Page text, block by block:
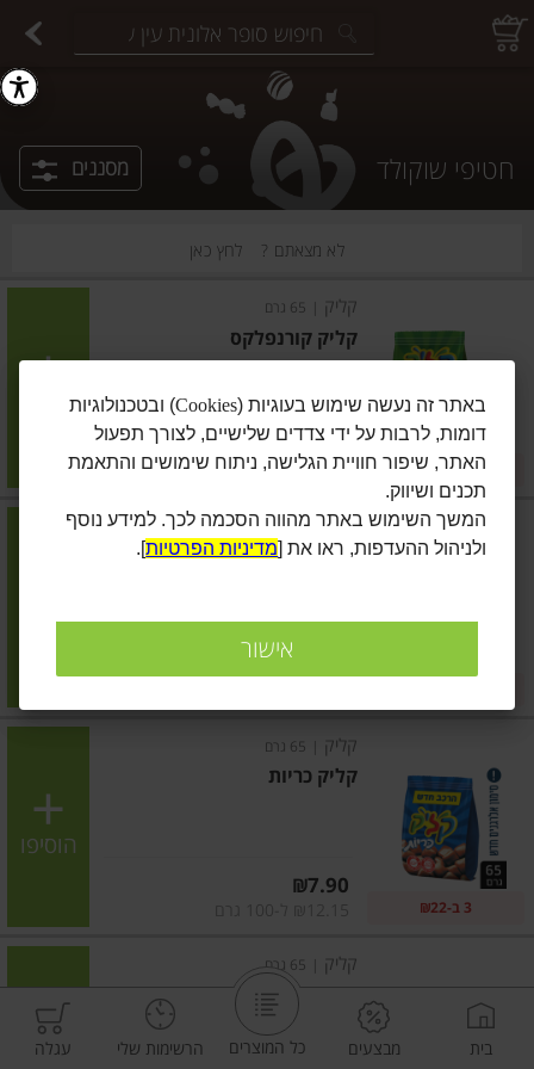
חטיפי שוקולד מסננים
לא מצאתם ? לחץ כאן
קליק 65 גרם
קליק קורנפלקס
מחיר מחירון ₪7.90
₪12.15 ל-100 גרם 3 ב-₪22
הוסיפו
קליק 65 גרם
קליק ביסקויט
₪7.90
הוסיפו
קליק 65 גרם
קליק כריות
₪7.90
3 ב-₪22
הוסיפו
קליק 65 גרם
קליק חום לבן
בית מבצעים כל המוצרים הרשימות שלי עגלה
באתר זה נעשה שימוש בעוגיות (Cookies) ובטכנולוגיות
דומות, לרבות על ידי צדדים שלישיים, לצורך תפעול
האתר, שיפור חוויית הגלישה, ניתוח שימושים והתאמת
תכנים ושיווק.
המשך השימוש באתר מהווה הסכמה לכך. למידע נוסף
ולניהול ההעדפות, ראו את [מדיניות הפרטיות].
אישור